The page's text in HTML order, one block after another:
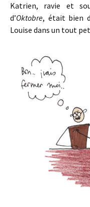
Katrien, ravie et
d’Oktobre, était bien
Louise dans un tout